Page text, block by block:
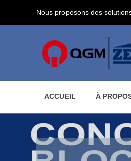
Nous proposons des
ACCUEIL À